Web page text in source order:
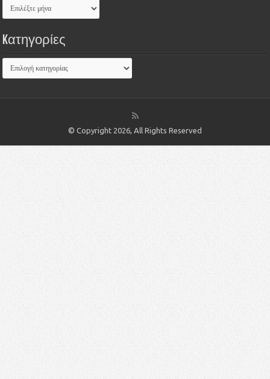
Kατηγορίες
© Copyright 2026, All Rights Reserved